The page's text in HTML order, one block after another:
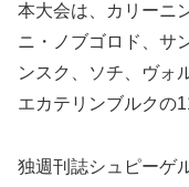
本大会は、カリーニ
ニ・ノブゴロド、サ
ンスク、ソチ、ヴォ
エカテリンブルクの
独週刊誌シュピーゲ